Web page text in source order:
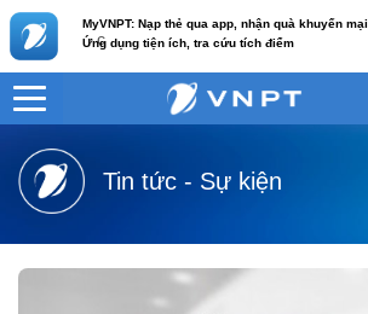
MyVNPT: Nạp thẻ qua app, nhận quà khuyến mại
Ứng dụng tiện ích, tra cứu tích điểm
c
VNPT
Tin tức - Sự kiện